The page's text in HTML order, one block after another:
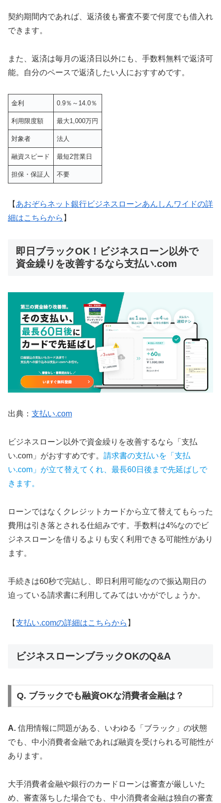
契約期間内であれば、返済後も審査不要で何度でも借入れ
できます。
また、返済は毎月の返済日以外にも、手数料無料で返済可
能。自分のペースで返済したい人におすすめです。
金利 0.9％～14.0％
利用限度額 最大1,000万円
対象者 法人
融資スピード 最短2営業日
担保・保証人 不要
【 あおぞらネット銀行ビジネスローンあんしんワイドの詳
細はこちらから 】
即日ブラックOK！ビジネスローン以外で
資金繰りを改善するなら支払い.com
出典： 支払い.com
ビジネスローン以外で資金繰りを改善するなら「支払
い.com」がおすすめです。 請求書の支払いを「支払
い.com」が立て替えてくれ、最長60日後まで先延ばしで
きます。
ローンではなくクレジットカードから立て替えてもらった
費用は引き落とされる仕組みです。手数料は4%なのでビ
ジネスローンを借りるよりも安く利用できる可能性があり
ます。
手続きは60秒で完結し、即日利用可能なので振込期日の
迫っている請求書に利用してみてはいかがでしょうか。
【支払い.comの詳細はこちらから 】
ビジネスローンブラックOKのQ&A
Q. ブラックでも融資OKな消費者金融は？
A. 信用情報に問題がある、いわゆる「ブラック」の状態
でも、中小消費者金融であれば融資を受けられる可能性が
あります。
大手消費者金融や銀行のカードローンは審査が厳しいた
め、審査落ちした場合でも、中小消費者金融は独自の審査